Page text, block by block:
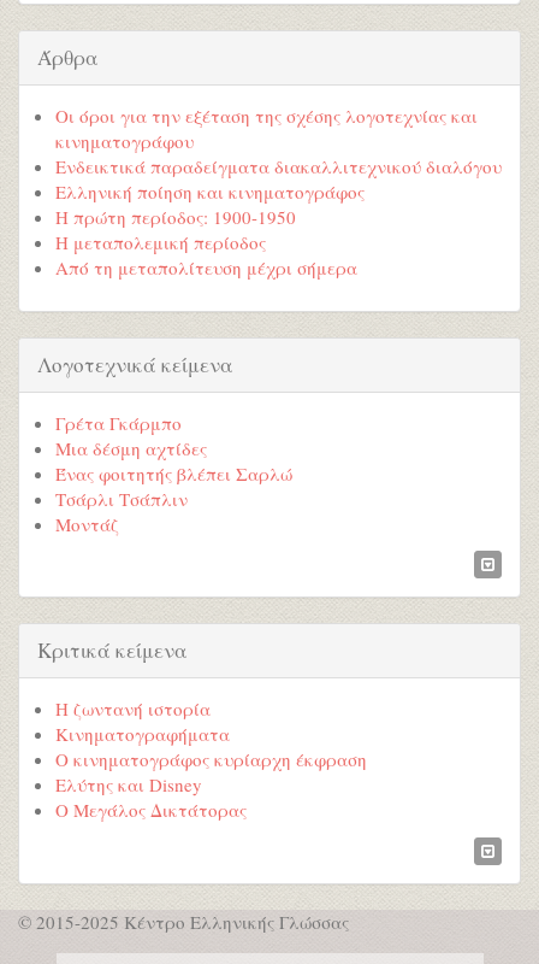
Άρθρα
Οι όροι για την εξέταση της σχέσης λογοτεχνίας και
κινηματογράφου
Ενδεικτικά παραδείγματα διακαλλιτεχνικού διαλόγου
Ελληνική ποίηση και κινηματογράφος
Η πρώτη περίοδος: 1900-1950
Η μεταπολεμική περίοδος
Από τη μεταπολίτευση μέχρι σήμερα
Λογοτεχνικά κείμενα
Γρέτα Γκάρμπο
Μια δέσμη αχτίδες
Ένας φοιτητής βλέπει Σαρλώ
Τσάρλι Τσάπλιν
Μοντάζ
Κριτικά κείμενα
Η ζωντανή ιστορία
Κινηματογραφήματα
Ο κινηματογράφος κυρίαρχη έκφραση
Ελύτης και Disney
Ο Μεγάλος Δικτάτορας
© 2015-2025 Κέντρο Ελληνικής Γλώσσας